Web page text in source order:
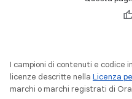
I campioni di contenuti e codice
licenze descritte nella Licenza
marchi o marchi registrati di